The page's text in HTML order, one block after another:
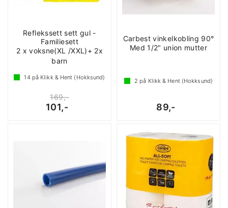
Reflekssett sett gul -
Familiesett
2 x voksne(XL /XXL)+ 2x
barn
14 på Klikk & Hent (Hokksund)
169,-
101,-
Carbest vinkelkobling 90°
Med 1/2" union mutter
2 på Klikk & Hent (Hokksund)
89,-